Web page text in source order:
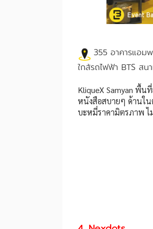
355 อาคารแอม
ใกล้รถไฟฟ้า BTS ส
KliqueX Samyan พื้
หนังสือสบายๆ ด้านใน
บะหมี่ราคามิตรภาพ ไ